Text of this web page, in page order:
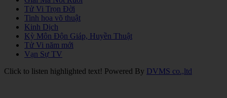
Tử Vi Trọn Đời
Tinh hoa võ thuật
Kinh Dịch
Kỳ Môn Độn Giáp, Huyền Thuật
Tử Vi năm mới
Vạn Sự TV
Click to listen highlighted text! Powered By DVMS co.,ltd